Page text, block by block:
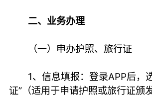
二、业务办理
（一）申办护照、旅行证
1、信息填报：登录APP后，
证”（适用于申请护照或旅行证颁